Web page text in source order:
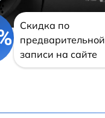
Скидка по
предварительной
записи на сайте